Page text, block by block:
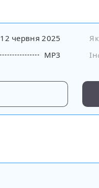
12 червня 2025
MP3